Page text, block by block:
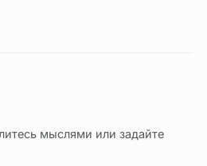
мыслями или задайте